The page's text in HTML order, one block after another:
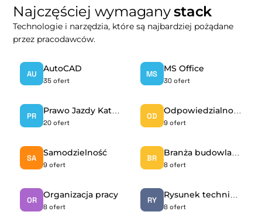
Najczęściej wymaganystack
Technologie i narzędzia, które są najbardziej pożądane
przez pracodawców.
AU
AutoCAD
35 ofert
MS
MS Office
30 ofert
PR
20 ofert
OD
9 ofert
SA
Samodzielność
9 ofert
BR
8 ofert
OR
Organizacja pracy
8 ofert
RY
8 ofert